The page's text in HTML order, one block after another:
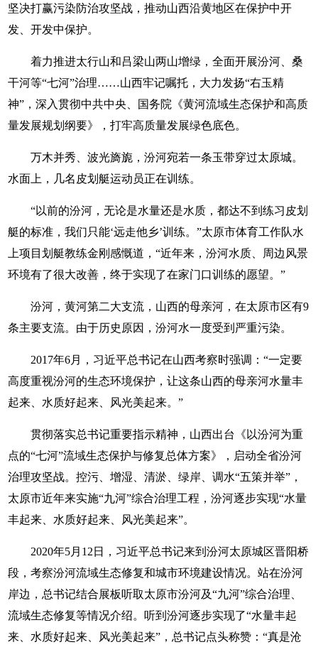
坚决打赢污染防治攻坚战，推动山西沿黄地区在保护中开
发、开发中保护。
着力推进太行山和吕梁山两山增绿，全面开展汾河、桑
干河等“七河”治理……山西牢记嘱托，大力发扬“右玉精
神”，深入贯彻中共中央、国务院《黄河流域生态保护和高质
量发展规划纲要》，打牢高质量发展绿色底色。
万木并秀、波光旖旎，汾河宛若一条玉带穿过太原城。
水面上，几名皮划艇运动员正在训练。
“以前的汾河，无论是水量还是水质，都达不到练习皮划
艇的标准，我们只能‘远走他乡’训练。”太原市体育工作队水
上项目划艇教练金刚感慨道，“近年来，汾河水质、周边风景
环境有了很大改善，终于实现了在家门口训练的愿望。”
汾河，黄河第二大支流，山西的母亲河，在太原市区有9
条主要支流。由于历史原因，汾河水一度受到严重污染。
2017年6月，习近平总书记在山西考察时强调：“一定要
高度重视汾河的生态环境保护，让这条山西的母亲河水量丰
起来、水质好起来、风光美起来。”
贯彻落实总书记重要指示精神，山西出台《以汾河为重
点的“七河”流域生态保护与修复总体方案》，启动全省汾河
治理攻坚战。控污、增湿、清淤、绿岸、调水“五策并举”，
太原市近年来实施“九河”综合治理工程，汾河逐步实现“水量
丰起来、水质好起来、风光美起来”。
2020年5月12日，习近平总书记来到汾河太原城区晋阳桥
段，考察汾河流域生态修复和城市环境建设情况。站在汾河
岸边，总书记结合展板听取太原市汾河及“九河”综合治理、
流域生态修复等情况介绍。听到汾河逐步实现了“水量丰起
来、水质好起来、风光美起来”，总书记点头称赞：“真是沧